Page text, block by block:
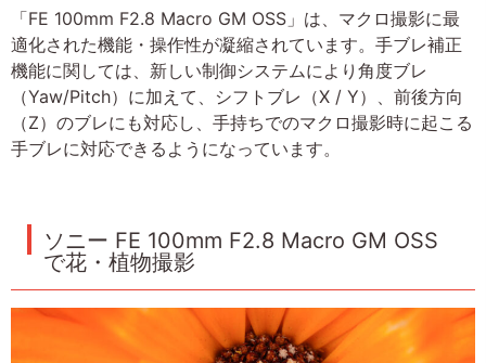
「FE 100mm F2.8 Macro GM OSS」は、マクロ撮影に最
適化された機能・操作性が凝縮されています。手ブレ補正
機能に関しては、新しい制御システムにより角度ブレ
（Yaw/Pitch）に加えて、シフトブレ（X / Y）、前後方向
（Z）のブレにも対応し、手持ちでのマクロ撮影時に起こる
手ブレに対応できるようになっています。
ソニー FE 100mm F2.8 Macro GM OSS
で花・植物撮影